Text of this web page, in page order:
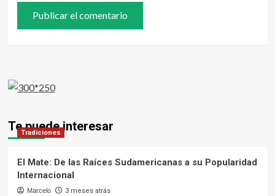
Te puede interesar
Tradiciones
El Mate: De las Raíces Sudamericanas a su Popularidad
Internacional
Marcelo 3 meses atrás